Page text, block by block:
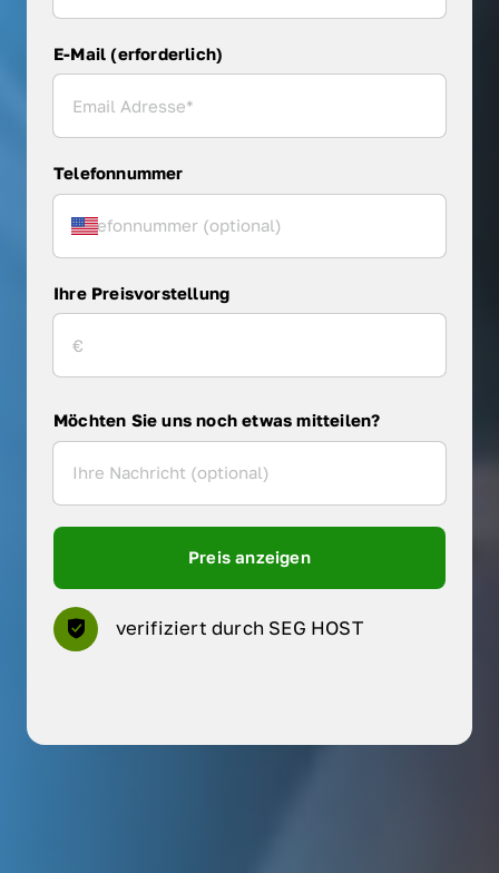
E-Mail (erforderlich)
Telefonnummer
Ihre Preisvorstellung
Möchten Sie uns noch etwas mitteilen?
Preis anzeigen
verifiziert durch SEG HOST